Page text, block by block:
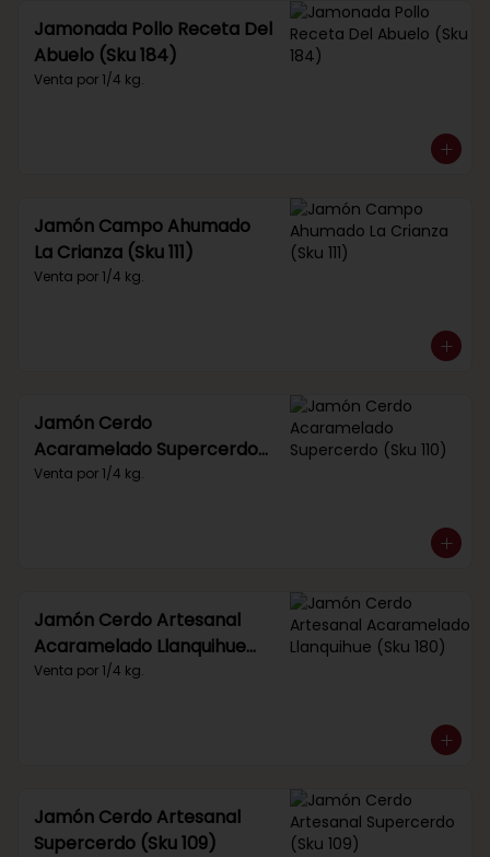
Jamonada Pollo Receta Del
Abuelo (Sku 184)
Venta por 1/4 kg.
Jamón Campo Ahumado
La Crianza (Sku 111)
Venta por 1/4 kg.
Jamón Cerdo
Acaramelado Supercerdo
(Sku 110)
Venta por 1/4 kg.
Jamón Cerdo Artesanal
Acaramelado Llanquihue
(Sku 180)
Venta por 1/4 kg.
Jamón Cerdo Artesanal
Supercerdo (Sku 109)